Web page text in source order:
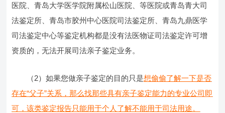
医院、青岛大学医学院附属松山医院、等医院或青岛青大司
法鉴定所、青岛市胶州中心医院司法鉴定所、青岛九鼎医学
司法鉴定中心等鉴定机构都是没有法医物证司法鉴定许可增
资质的，无法开展司法亲子鉴定业务。
（2）如果您做亲子鉴定的目的只是想偷偷了解一下是否
存在“父子”关系，那么找那些具有亲子鉴定能力的专业公司即
可，该类鉴定报告只能用于个人了解不能用于司法用途。